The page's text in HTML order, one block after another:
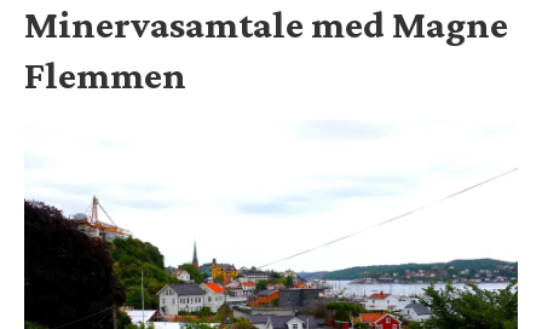
Minervasamtale med Magne
Flemmen